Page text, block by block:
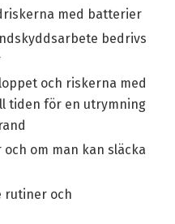
med batterier
bedrivs
och riskerna med
tiden för en utrymning
om man kan släcka
rutiner och